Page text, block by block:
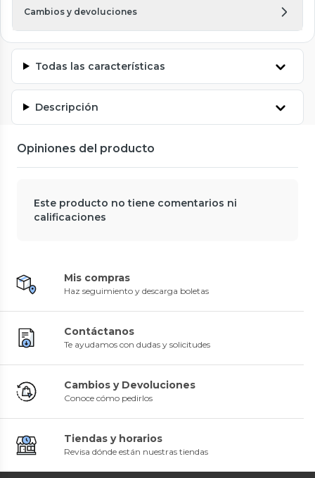
Cambios y devoluciones
Todas las características
Descripción
Opiniones del producto
Este producto no tiene comentarios ni
calificaciones
Mis compras
Haz seguimiento y descarga boletas
Contáctanos
Te ayudamos con dudas y solicitudes
Cambios y Devoluciones
Conoce cómo pedirlos
Tiendas y horarios
Revisa dónde están nuestras tiendas